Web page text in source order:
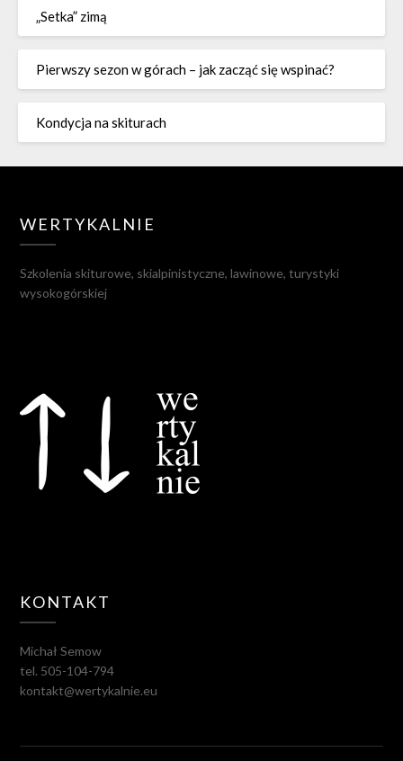
„Setka” zimą
Pierwszy sezon w górach – jak zacząć się wspinać?
Kondycja na skiturach
WERTYKALNIE
Szkolenia skiturowe, skialpinistyczne, lawinowe, turystyki
wysokogórskiej
KONTAKT
Michał Semow
tel. 505-104-794
kontakt@wertykalnie.eu